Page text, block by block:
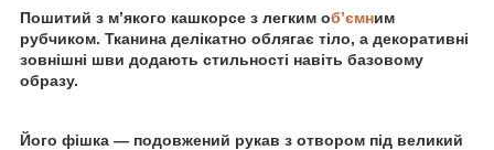
Пошитий з м’якого кашкорсе з легким об’ємним
рубчиком. Тканина делікатно облягає тіло, а декоративні
зовнішні шви додають стильності навіть базовому
образу.
Його фішка — подовжений рукав з отвором під великий